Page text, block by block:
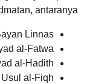
antaranya:
Linnas
al-Fatwa
al-Hadith
Usul al-Fiqh